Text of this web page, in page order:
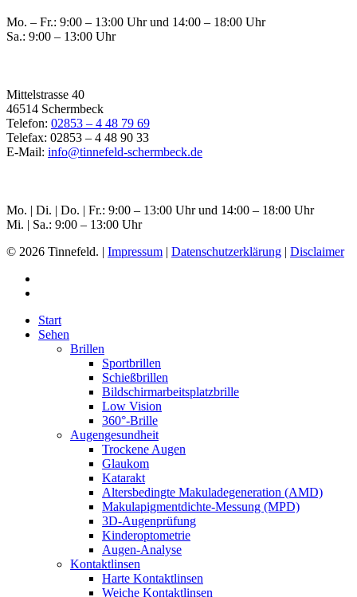
Mo. – Fr.: 9:00 – 13:00 Uhr und 14:00 – 18:00 Uhr
Sa.: 9:00 – 13:00 Uhr
Mittelstrasse 40
46514 Schermbeck
Telefon: 02853 – 4 48 79 69
Telefax: 02853 – 4 48 90 33
E-Mail: info@tinnefeld-schermbeck.de
Mo. | Di. | Do. | Fr.: 9:00 – 13:00 Uhr und 14:00 – 18:00 Uhr
Mi. | Sa.: 9:00 – 13:00 Uhr
© 2026 Tinnefeld. | Impressum | Datenschutzerklärung | Disclaimer
Start
Sehen
Brillen
Sportbrillen
Schießbrillen
Bildschirmarbeitsplatzbrille
Low Vision
360°-Brille
Augengesundheit
Trockene Augen
Glaukom
Katarakt
Altersbedingte Makuladegeneration (AMD)
Makulapigmentdichte-Messung (MPD)
3D-Augenprüfung
Kinderoptometrie
Augen-Analyse
Kontaktlinsen
Harte Kontaktlinsen
Weiche Kontaktlinsen